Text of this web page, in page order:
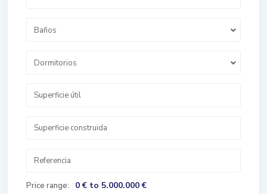
Baños
Dormitorios
Price range: 0 € to 5.000.000 €